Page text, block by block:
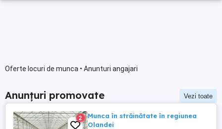
Oferte locuri de munca • Anunturi angajari
Anunțuri promovate Vezi toate
2
Munca în străinătate în regiunea
Olandei